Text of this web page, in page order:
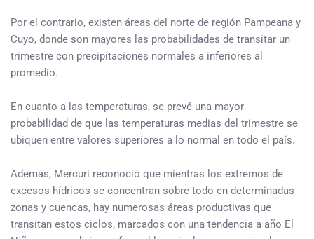
Por el contrario, existen áreas del norte de región Pampeana y
Cuyo, donde son mayores las probabilidades de transitar un
trimestre con precipitaciones normales a inferiores al
promedio.
En cuanto a las temperaturas, se prevé una mayor
probabilidad de que las temperaturas medias del trimestre se
ubiquen entre valores superiores a lo normal en todo el país.
Además, Mercuri reconoció que mientras los extremos de
excesos hídricos se concentran sobre todo en determinadas
zonas y cuencas, hay numerosas áreas productivas que
transitan estos ciclos, marcados con una tendencia a año El